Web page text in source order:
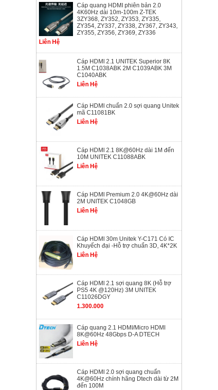
Cáp quang HDMI phiên bản 2.0
4K60Hz dài 10m-100m Z-TEK
3ZY368, ZY352, ZY353, ZY335,
ZY354, ZY337, ZY338, ZY367, ZY343,
ZY355, ZY356, ZY369, ZY336
Liên Hệ
Cáp HDMI 2.1 UNITEK Superior 8K
1.5M C1038ABK 2M C1039ABK 3M
C1040ABK
Liên Hệ
Cáp HDMI chuẩn 2.0 sợi quang Unitek
mã C11081BK
Liên Hệ
Cáp HDMI 2.1 8K@60Hz dài 1M đến
10M UNITEK C11088ABK
Liên Hệ
Cáp HDMI Premium 2.0 4K@60Hz dài
2M UNITEK C1048GB
Liên Hệ
Cáp HDMI 30m Unitek Y-C171 Có IC
Khuyếch đại -Hỗ trợ chuẩn 3D, 4K*2K
Liên Hệ
Cáp HDMI 2.1 sợi quang 8K (Hỗ trợ
PS5 4K @120Hz) 3M UNITEK
C11026DGY
1.300.000
Cáp quang 2.1 HDMI/Micro HDMI
8K@60Hz 48Gbps D-A DTECH
Liên Hệ
Cáp HDMI 2.0 sợi quang chuẩn
4K@60Hz chính hãng Dtech dài từ 2M
đến 100M